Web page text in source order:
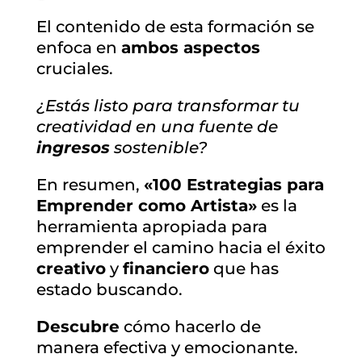
El contenido de esta formación se
enfoca en ambos aspectos
cruciales.
¿Estás listo para transformar tu
creatividad en una fuente de
ingresossostenible?
En resumen, «100 Estrategias para
Emprender como Artista»es la
herramienta apropiada para
emprender el camino hacia el éxito
creativoy financieroque has
estado buscando.
Descubre cómo hacerlo de
manera efectiva y emocionante.